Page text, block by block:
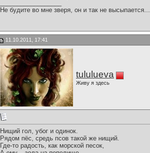
Не будите во мне зверя, он и так не высыпается...
11.10.2011, 17:41
tululueva
Живу я здесь
Нищий гол, убог и одинок.
Рядом пёс, средь псов такой же нищий.
Где-то радость, как морской песок,